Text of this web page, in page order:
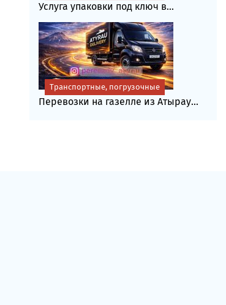
Услуга упаковки под ключ в...
Перевозки на газелле из Атырау...
Транспортные, погрузочные